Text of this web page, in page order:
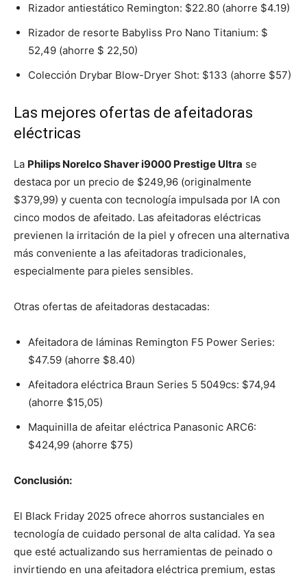
Rizador antiestático Remington: $22.80 (ahorre $4.19)
Rizador de resorte Babyliss Pro Nano Titanium: $
52,49 (ahorre $ 22,50)
Colección Drybar Blow-Dryer Shot: $133 (ahorre $57)
Las mejores ofertas de afeitadoras
eléctricas
La Philips Norelco Shaver i9000 Prestige Ultra se
destaca por un precio de $249,96 (originalmente
$379,99) y cuenta con tecnología impulsada por IA con
cinco modos de afeitado. Las afeitadoras eléctricas
previenen la irritación de la piel y ofrecen una alternativa
más conveniente a las afeitadoras tradicionales,
especialmente para pieles sensibles.
Otras ofertas de afeitadoras destacadas:
Afeitadora de láminas Remington F5 Power Series:
$47.59 (ahorre $8.40)
Afeitadora eléctrica Braun Series 5 5049cs: $74,94
(ahorre $15,05)
Maquinilla de afeitar eléctrica Panasonic ARC6:
$424,99 (ahorre $75)
Conclusión:
El Black Friday 2025 ofrece ahorros sustanciales en
tecnología de cuidado personal de alta calidad. Ya sea
que esté actualizando sus herramientas de peinado o
invirtiendo en una afeitadora eléctrica premium, estas